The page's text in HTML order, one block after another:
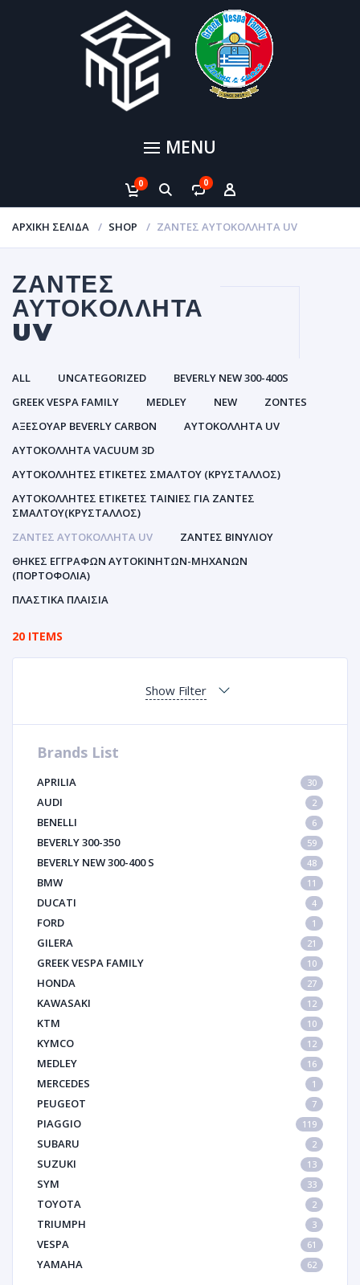
MENU
0 0
ΑΡΧΙΚΉ ΣΕΛΊΔΑ SHOP ΖΆΝΤΕΣ ΑΥΤΟΚΌΛΛΗΤΑ UV
ΖΆΝΤΕΣ
ΑΥΤΟΚΌΛΛΗΤΑ
UV
ALL UNCATEGORIZED
BEVERLY NEW 300-400S
GREEK VESPA FAMILY
MEDLEY NEW
ZONTES
ΑΞΕΣΟΥΑΡ BEVERLY CARBON
ΑΥΤΟΚΌΛΛΗΤΑ UV
ΑΥΤΟΚΌΛΛΗΤΑ VACUUM 3D
ΑΥΤΟΚΌΛΛΗΤΕΣ ΕΤΙΚΈΤΕΣ ΣΜΆΛΤΟΥ (ΚΡΥΣΤΑΛΛΟΣ)
ΑΥΤΟΚΌΛΛΗΤΕΣ ΕΤΙΚΈΤΕΣ ΤΑΙΝΊΕΣ ΓΙΑ ΖΆΝΤΕΣ
ΣΜΆΛΤΟΥ(ΚΡΎΣΤΑΛΛΟΣ)
ΖΆΝΤΕΣ ΑΥΤΟΚΌΛΛΗΤΑ UV
ΖΆΝΤΕΣ ΒΙΝΥΛΊΟΥ
ΘΉΚΕΣ ΕΓΓΡΆΦΩΝ ΑΥΤΟΚΙΝΗΤΩΝ-ΜΗΧΑΝΩΝ
(ΠΟΡΤΟΦΌΛΙΑ)
ΠΛΑΣΤΙΚΆ ΠΛΑΊΣΙΑ
20 ITEMS
Show Filter
Brands List
APRILIA 30
AUDI 2
BENELLI 6
BEVERLY 300-350 59
BEVERLY NEW 300-400 S 48
BMW 11
DUCATI 4
FORD 1
GILERA 21
GREEK VESPA FAMILY 10
HONDA 27
KAWASAKI 12
KTM 10
KYMCO 12
MEDLEY 16
MERCEDES 1
PEUGEOT 7
PIAGGIO 119
SUBARU 2
SUZUKI 13
SYM 33
TOYOTA 2
TRIUMPH 3
VESPA 61
YAMAHA 62